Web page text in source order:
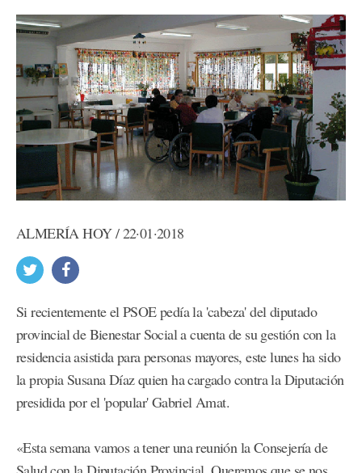
ALMERÍA HOY / 22·01·2018
Si recientemente el PSOE pedía la 'cabeza' del diputado
provincial de Bienestar Social a cuenta de su gestión con la
residencia asistida para personas mayores, este lunes ha sido
la propia Susana Díaz quien ha cargado contra la Diputación
presidida por el 'popular' Gabriel Amat.
«Esta semana vamos a tener una reunión la Consejería de